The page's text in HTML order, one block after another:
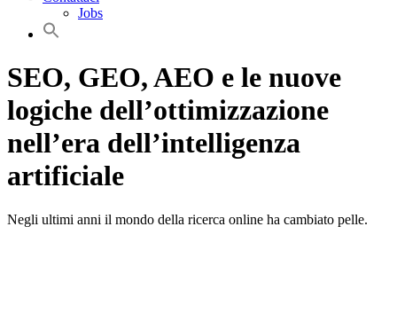
Jobs
SEO, GEO, AEO e le nuove
logiche dell’ottimizzazione
nell’era dell’intelligenza
artificiale
Negli ultimi anni il mondo della ricerca online ha cambiato pelle.